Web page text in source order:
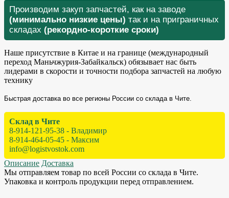
Производим закуп запчастей, как на заводе
(минимально низкие цены) так и на приграничных
складах (рекордно-короткие сроки)
Наше присутствие в Китае и на границе (международный
переход Маньчжурия-Забайкальск) обязывает нас быть
лидерами в скорости и точности подбора запчастей на любую
технику
Быстрая доставка во все регионы России со склада в Чите.
Склад в Чите
8-914-121-95-38 - Владимир
8-914-464-05-45 - Максим
info@logistvostok.com
Описание Доставка
Мы отправляем товар по всей России со склада в Чите.
Упаковка и контроль продукции перед отправлением.